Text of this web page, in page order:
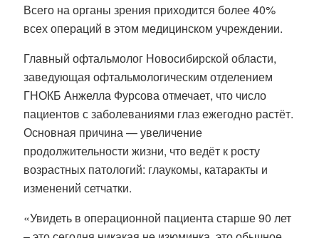
Всего на органы зрения приходится более 40%
всех операций в этом медицинском учреждении.
Главный офтальмолог Новосибирской области,
заведующая офтальмологическим отделением
ГНОКБ Анжелла Фурсова отмечает, что число
пациентов с заболеваниями глаз ежегодно растёт.
Основная причина — увеличение
продолжительности жизни, что ведёт к росту
возрастных патологий: глаукомы, катаракты и
изменений сетчатки.
«Увидеть в операционной пациента старше 90 лет